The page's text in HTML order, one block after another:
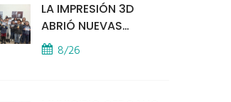
LA IMPRESIÓN 3D
ABRIÓ NUEVAS
PUERTAS AL
APRENDIZAJE Y LA
8/26